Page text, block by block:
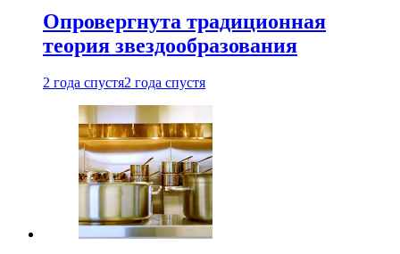
Опровергнута традиционная
теория звездообразования
2 года спустя2 года спустя